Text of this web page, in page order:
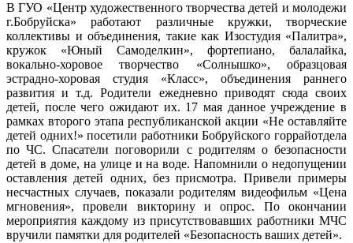
В ГУО «Центр художественного творчества детей и молодежи
г.Бобруйска» работают различные кружки, творческие
коллективы и объединения, такие как Изостудия «Палитра»,
кружок «Юный Самоделкин», фортепиано, балалайка,
вокально-хоровое творчество «Солнышко», образцовая
эстрадно-хоровая студия «Класс», объединения раннего
развития и т.д. Родители ежедневно приводят сюда своих
детей, после чего ожидают их. 17 мая данное учреждение в
рамках второго этапа республиканской акции «Не оставляйте
детей одних!» посетили работники Бобруйского горрайотдела
по ЧС. Спасатели поговорили с родителям о безопасности
детей в доме, на улице и на воде. Напомнили о недопущении
оставления детей одних, без присмотра. Привели примеры
несчастных случаев, показали родителям видеофильм «Цена
мгновения», провели викторину и опрос. По окончании
мероприятия каждому из присутствовавших работники МЧС
вручили памятки для родителей «Безопасность ваших детей».